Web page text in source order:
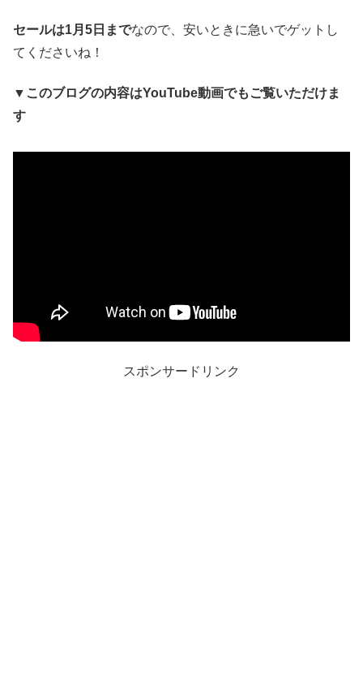
セールは1月5日までなので、安いときに急いでゲットし
てくださいね！
▼このブログの内容はYouTube動画でもご覧いただけま
す
スポンサードリンク